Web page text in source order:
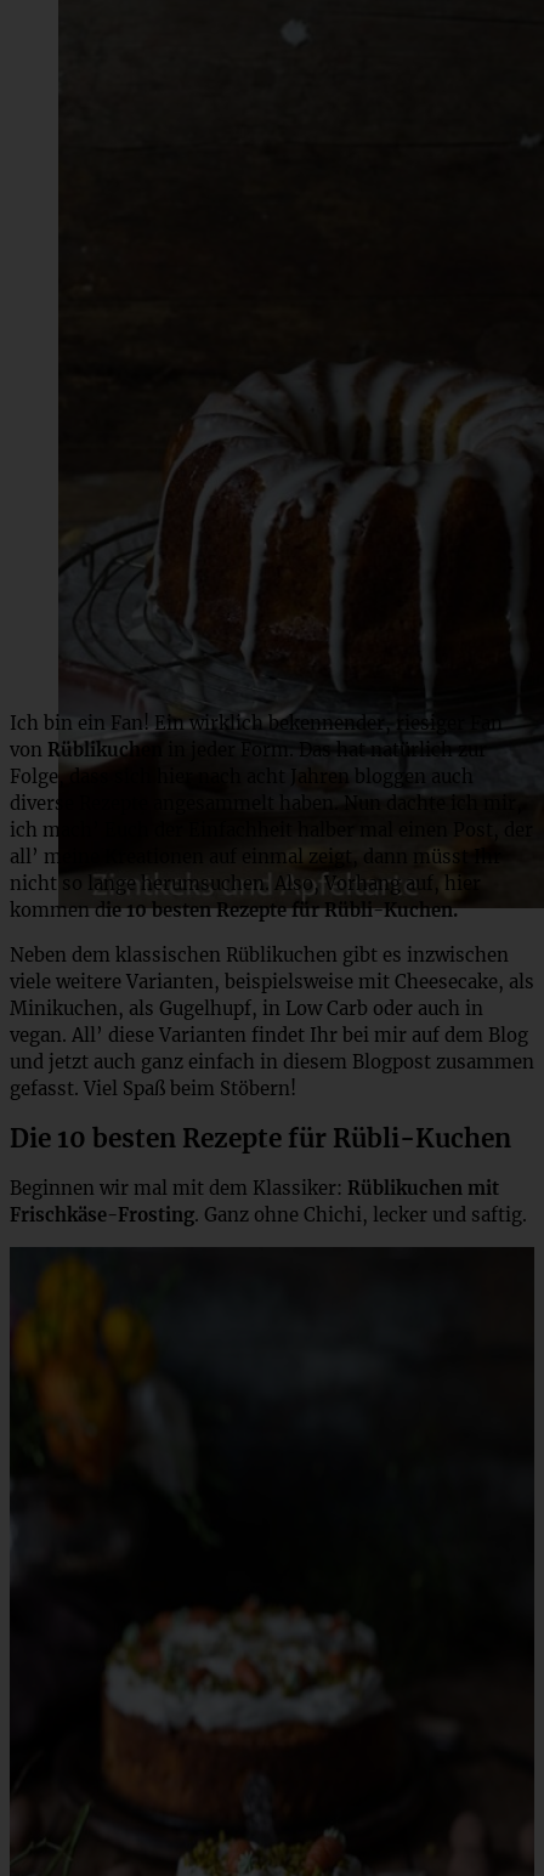
Ich bin ein Fan! Ein wirklich bekennender, riesiger Fan
von Rüblikuchen
in jeder Form. Das hat natürlich zur
Folge, dass sich hier nach acht Jahren bloggen auch
diverse Rezepte angesammelt haben. Nun dachte ich mir,
ich mach’ Euch der Einfachheit halber mal einen Post, der
all’ meine Kreationen auf einmal zeigt, dann müsst Ihr
nicht so lange herumsuchen. Also, Vorhang auf, hier
kommen die 10 besten Rezepte für Rübli-Kuchen.
Neben dem klassischen Rüblikuchen gibt es inzwischen
viele weitere Varianten, beispielsweise mit Cheesecake, als
Minikuchen, als Gugelhupf, in Low Carb oder auch in
vegan. All’ diese Varianten findet Ihr bei mir auf dem Blog
und jetzt auch ganz einfach in diesem Blogpost zusammen
gefasst. Viel Spaß beim Stöbern!
Die 10 besten Rezepte für Rübli-Kuchen
Beginnen wir mal mit dem Klassiker: Rüblikuchen mit
Frischkäse-Frosting. Ganz ohne Chichi, lecker und saftig.